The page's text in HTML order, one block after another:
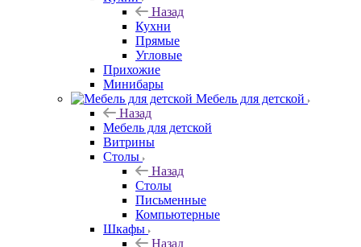
Назад
Кухни
Прямые
Угловые
Прихожие
Минибары
Мебель для детской
Назад
Мебель для детской
Витрины
Столы
Назад
Столы
Письменные
Компьютерные
Шкафы
Назад